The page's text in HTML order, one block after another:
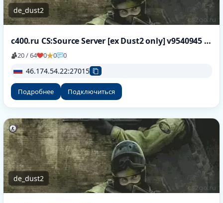
de_dust2
c400.ru CS:Source Server [ex Dust2 only] v9540945 [HLstatsX]
20 / 64 0 0 0
46.174.54.22:27015
Подробнее Подключиться
de_dust2